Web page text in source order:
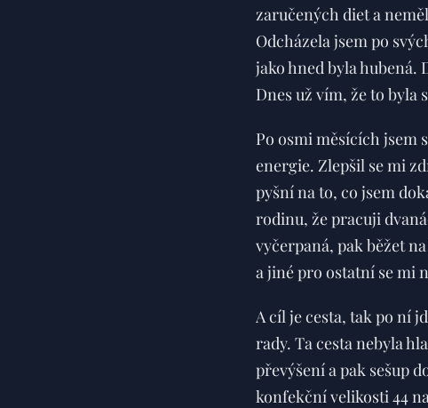
zaručených diet a
Odcházela jsem po
jako hned byla hubená.
Dnes už vím, že to byla
Po osmi měsících jsem
energie. Zlepšil se mi
pyšní na to, co jsem
rodinu, že pracuji
vyčerpaná, pak běžet
a jiné pro ostatní se mi
A cíl je cesta, tak po ní
rady. Ta cesta nebyla
převýšení a pak sešup
konfekční velikosti 44